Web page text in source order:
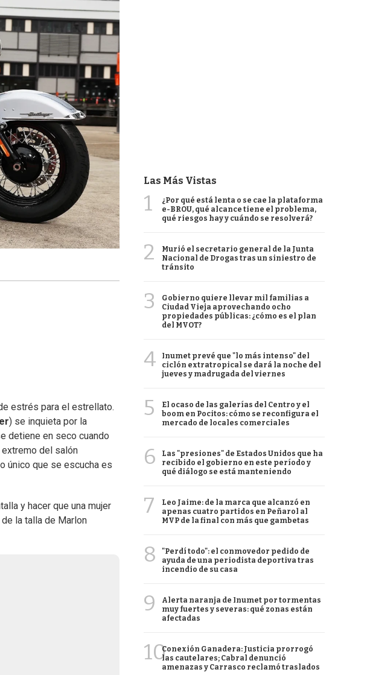
estrés para el estrellato.
) se inquieta por la
detiene en seco cuando
del salón
único que se escucha es
y hacer que una mujer
la talla de Marlon
Las Más Vistas
1
¿Por qué está lenta o se cae la plataforma
e-BROU, qué alcance tiene el problema,
qué riesgos hay y cuándo se resolverá?
2
Murió el secretario general de la Junta
Nacional de Drogas tras un siniestro de
tránsito
3
Gobierno quiere llevar mil familias a
Ciudad Vieja aprovechando ocho
propiedades públicas: ¿cómo es el plan
del MVOT?
4
Inumet prevé que "lo más intenso" del
ciclón extratropical se dará la noche del
jueves y madrugada del viernes
5
El ocaso de las galerías del Centro y el
boom en Pocitos: cómo se reconfigura el
mercado de locales comerciales
6
Las "presiones" de Estados Unidos que ha
recibido el gobierno en este período y
qué diálogo se está manteniendo
7
Leo Jaime: de la marca que alcanzó en
apenas cuatro partidos en Peñarol al
MVP de la final con más que gambetas
8
"Perdí todo": el conmovedor pedido de
ayuda de una periodista deportiva tras
incendio de su casa
9
Alerta naranja de Inumet por tormentas
muy fuertes y severas: qué zonas están
afectadas
10Conexión Ganadera: Justicia prorrogó
las cautelares; Cabral denunció
amenazas y Carrasco reclamó traslados